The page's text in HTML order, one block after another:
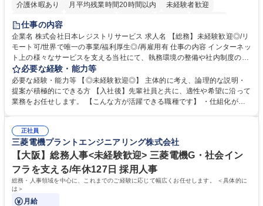
介護休暇あり
月平均残業時間20時間以内
未経験者歓迎
住宅手当あり
完全週休2日制
交通費支給 駅近5分以内 土日祝休み 服装自由
仕事の内容
企業名 株式会社日本レジストリサービス 求人名 【総務】未経験歓迎◎/リ
モート可/世界で唯一の事業/福利厚生◎/再雇用有 仕事の内容 インターネッ
ト上の様々なサービスを支える当社にて、執務環境の整備や社内制度の検
討、イベント運営などの幅広い業務を担当し、間接的に会社の生産性向上
や成長に貢献している部署です。 会社の全メンバーが安心して長く成果を
発揮できる環境を整えるために、毎日のメンテナンスや維持管理に加え、
新たな施策検討を積極的に行っていただき、会社全体を巻き込み課題解決
幅広い業務の体得が可能で、多様なキャリアパスを描くことも可能です。
募集職種 【総務】未経験歓迎◎/リモート可/世界で唯一の事業/福利厚生◎/
再雇用有
必要な経験・能力等
必要な経験・能力等 【◎未経験歓迎◎】 主体的に考え、論理的な説明・
提案が積極的にできる方 【入社後】先輩社員と共に、適性や希望に沿って
業務をお任せします。 【こんな方が活躍できる職種です】 ・仕組化が好
対処できる・新しいことに興味関心がある 【魅力】■自己啓発支援：資格
取得や通信教育など費用の80%（年間25万円まで）を補助 ■住宅手当：家
賃の50%（月額7万円まで）を補助 学歴・資格 学歴：大学院 大学 語学
力： 資格：
正社員
三菱電機プラントエンジニアリング株式会社
【大阪】総務人事<未経験歓迎> 三菱電機G・社会イン
フラを支える/年休127日 採用人事
総務・人事領域を中心に、これまでのご経験に応じて幅広くお任せします。 ＜具体的に
は＞
月給